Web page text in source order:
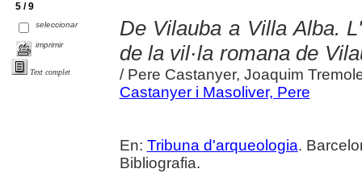
5 / 9
seleccionar
imprimir
Text complet
De Vilauba a Villa Alba.
de la vil·la romana de
/ Pere Castanyer, Joaquim
Castanyer i Masoliver, Pere
En: Tribuna d'arqueologia.
Bibliografia.